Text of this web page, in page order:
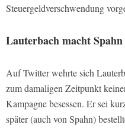
Steuergeldverschwendung
Lauterbach macht
Auf Twitter wehrte sich
zum damaligen Zeitpunkt
Kampagne besessen. Er sei
später (auch von Spahn)